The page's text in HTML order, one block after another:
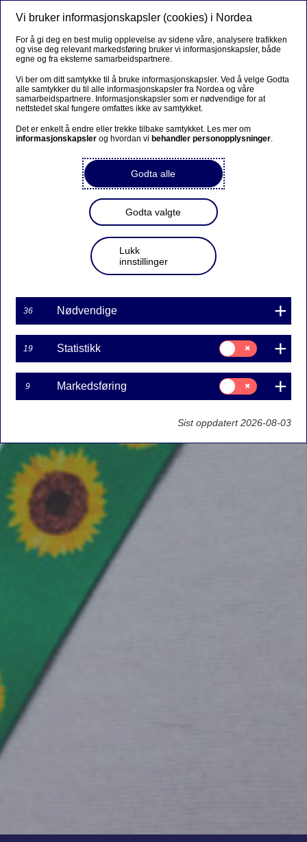
Vi bruker informasjonskapsler (cookies) i Nordea
For å gi deg en best mulig opplevelse av sidene våre, analysere trafikken
og vise deg relevant markedsføring bruker vi informasjonskapsler, både
egne og fra eksterne samarbeidspartnere.
Vi ber om ditt samtykke til å bruke informasjonskapsler. Ved å velge Godta
alle samtykker du til alle informasjonskapsler fra Nordea og våre
samarbeidspartnere. Informasjonskapsler som er nødvendige for at
nettstedet skal fungere omfattes ikke av samtykket.
Det er enkelt å endre eller trekke tilbake samtykket. Les mer om
informasjonskapsler og hvordan vi behandler personopplysninger.
Godta alle
Godta valgte
Lukk
innstillinger
36 Nødvendige
19 Statistikk
Samtykke
til:
Statistikk
9 Markedsføring
Samtykke
til:
Markedsføring
Sist oppdatert 2026-08-03